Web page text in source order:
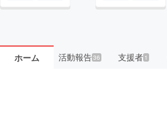
ホーム 活動報告36 支援者 1